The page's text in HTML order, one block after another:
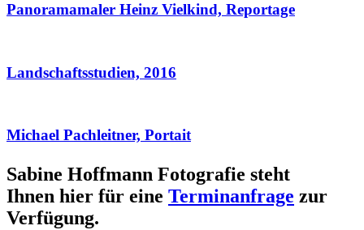
Panoramamaler Heinz Vielkind, Reportage
Landschaftsstudien, 2016
Michael Pachleitner, Portait
Sabine Hoffmann Fotografie steht
Ihnen hier für eine Terminanfrage zur
Verfügung.